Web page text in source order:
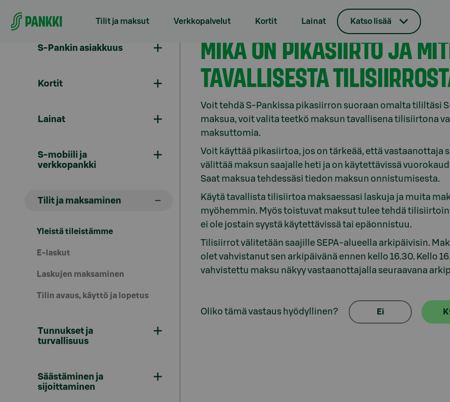
Tilit ja maksut Verkkopalvelut Kortit Lainat Katso lisää
S-Pankin asiakkuus
Kortit
Lainat
S-mobiili ja
verkkopankki
Tilit ja maksaminen
Yleistä tileistämme
E-laskut
Laskujen maksaminen
Tilin avaus, käyttö ja lopetus
Tunnukset ja
turvallisuus
Säästäminen ja
sijoittaminen
MIKÄ ON PIKASIIRTO JA
TAVALLISESTA
Voit tehdä S-Pankissa pikasiirron suoraan omalta tililtäsi
maksua, voit valita teetkö maksun tavallisena tilisiirtona
maksuttomia.
Voit käyttää pikasiirtoa, jos on tärkeää, että vastaanottaja
välittää maksun saajalle heti ja on käytettävissä
Saat maksua tehdessäsi tiedon maksun onnistumisesta.
Käytä tavallista tilisiirtoa maksaessasi laskuja ja muita
myöhemmin. Myös toistuvat maksut tulee tehdä
ei ole jostain syystä käytettävissä tai epäonnistuu.
Tilisiirrot välitetään saajille SEPA-alueella arkipäivisin.
olet vahvistanut sen arkipäivänä ennen kello 16.30. Kello
vahvistettu maksu näkyy vastaanottajalla seuraavana
Oliko tämä vastaus hyödyllinen? Ei